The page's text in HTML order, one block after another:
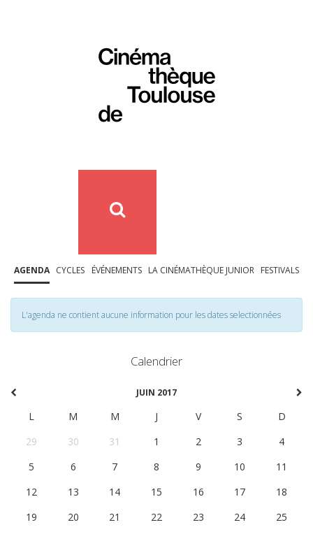
AGENDA CYCLES ÉVÉNEMENTS LA CINÉMATHÈQUE JUNIOR FESTIVALS
L'agenda ne contient aucune information pour les dates selectionnées
Calendrier
JUIN 2017
L M M J V S
D
29
30 31 1 2 3
4
5
6 7 8 9 10
11
12
13 14 15 16 17
18
19
20 21 22 23 24
25